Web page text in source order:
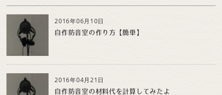
2016年06月10日
自作防音室の作り方【簡単】
2016年04月21日
自作防音室の材料代を計算してみたよ